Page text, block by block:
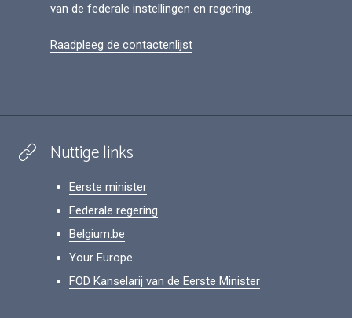
van de federale instellingen en regering.
Raadpleeg de contactenlijst
Nuttige links
Eerste minister
Federale regering
Belgium.be
Your Europe
FOD Kanselarij van de Eerste Minister